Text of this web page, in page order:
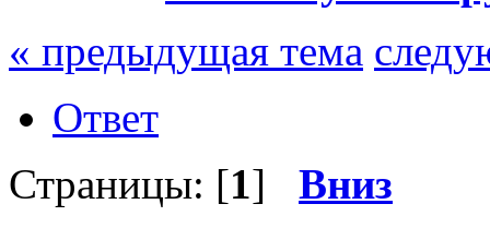
« предыдущая тема
Ответ
Страницы: [1] Вниз